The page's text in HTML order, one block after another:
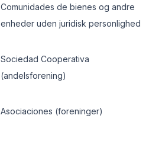
Comunidades de bienes og andre
enheder uden juridisk personlighed
Sociedad Cooperativa
(andelsforening)
Asociaciones (foreninger)